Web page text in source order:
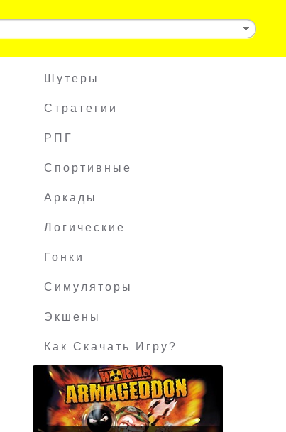
Шутеры
Стратегии
РПГ
Спортивные
Аркады
Логические
Гонки
Симуляторы
Экшены
Как Скачать Игру?